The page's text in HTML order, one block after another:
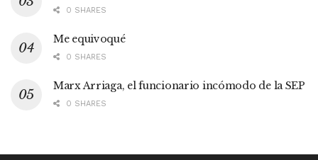
0 SHARES
Me equivoqué
0 SHARES
Marx Arriaga, el funcionario incómodo de la SEP
0 SHARES